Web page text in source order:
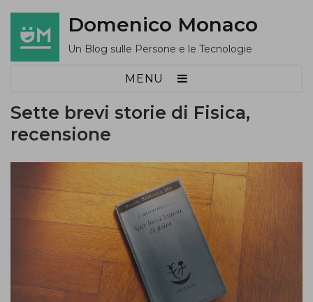
Domenico Monaco
Un Blog sulle Persone e le Tecnologie
MENU
Sette brevi storie di Fisica,
recensione